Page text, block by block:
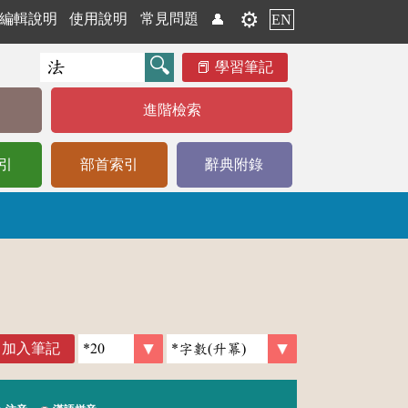
編輯說明 使用說明 常見問題 👤 ⚙️ EN
學習筆記
進階檢索
部首索引 辭典附錄
加入筆記